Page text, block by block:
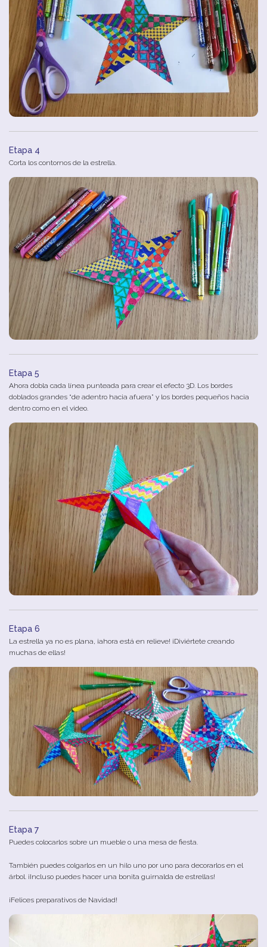
Etapa 4
Corta los contornos de la estrella.
Etapa 5
Ahora dobla cada línea punteada para crear el efecto 3D. Los bordes
doblados grandes “de adentro hacia afuera” y los bordes pequeños hacia
dentro como en el video.
Etapa 6
La estrella ya no es plana, ¡ahora está en relieve! ¡Diviértete creando
muchas de ellas!
Etapa 7
Puedes colocarlos sobre un mueble o una mesa de fiesta.
También puedes colgarlos en un hilo uno por uno para decorarlos en el
árbol. ¡Incluso puedes hacer una bonita guirnalda de estrellas!
¡Felices preparativos de Navidad!